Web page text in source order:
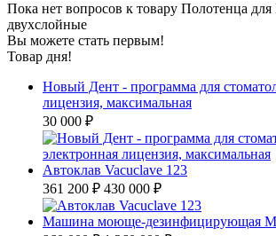
Пока нет вопросов к товару Полотенца
двухслойные
Вы можете стать первым!
Товар дня!
Новый Дент - программа для
лицензия, максимальная
30 000 ₽
Автоклав Vacuclave 123
361 200 ₽ 430 000 ₽
Машина моюще-дезинфицирующая